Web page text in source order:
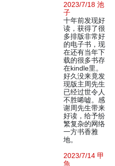
2023/7/18 池
子
十年前发现好
读，获得了很
多排版非常好
的电子书，现
在还有当年下
载的很多书存
在kindle里。
好久没来竟发
现版主周先生
已经过世令人
不胜唏嘘。感
谢周先生带来
好读，给予纷
繁复杂的网络
一方书香雅
地。
2023/7/14 甲
魚